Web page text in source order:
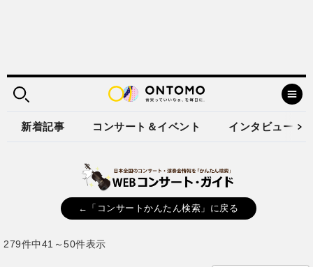
新着記事 コンサート＆イベント インタビュー
←「コンサートかんたん検索」に戻る
279件中41～50件表示